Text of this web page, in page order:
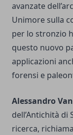
avanzate
Unimore sulla
per lo stronzio
questo nuovo
applicazioni
forensi e
Alessandro
dell’Antichità di
ricerca,